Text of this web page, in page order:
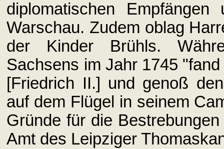
diplomatischen
Warschau. Zudem oblag
der Kinder Brühls.
Sachsens im Jahr 1745
[Friedrich II.] und genoß
auf dem Flügel in seinem
Gründe für die
Amt des Leipziger